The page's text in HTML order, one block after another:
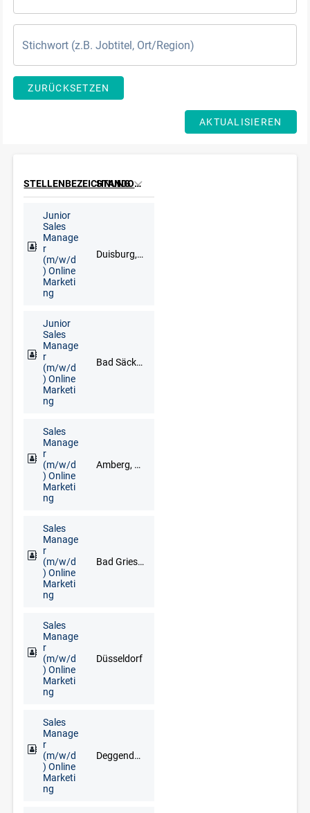
ZURÜCKSETZEN
AKTUALISIEREN
STELLENBEZEICHNUNG STANDORT
Junior
Sales
Manage
r
(m/w/d
) Online
Marketi
ng
Duisburg, Düsseldorf, Goch, Kleve, Krefeld, Meerbusch, Remscheid, Solingen, Wuppertal
Junior
Sales
Manage
r
(m/w/d
) Online
Marketi
ng
Bad Säckingen, Freiburg im Breisgau, Lörrach, Waldshut-Tiengen
Sales
Manage
r
(m/w/d
) Online
Marketi
ng
Amberg, Cham, Neumarkt in der Oberpfalz, Regensburg, Schwandorf, Vohenstrauß, Weiden
Sales
Manage
r
(m/w/d
) Online
Marketi
ng
Bad Griesbach im Rottal, Deggendorf, Freyung, Grafenau, Regen, Straubing
Sales
Manage
r
(m/w/d
) Online
Marketi
ng
Düsseldorf
Sales
Manage
r
(m/w/d
) Online
Marketi
ng
Deggendorf, Freyung, Grafenau, Regen, Straubing, Waldkirchen, Zwiesel